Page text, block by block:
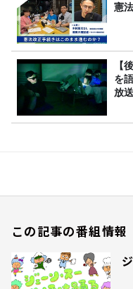
憲
【
を
放送
この記事の番組情報